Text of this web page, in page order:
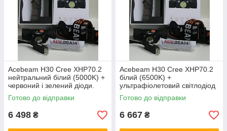
Acebeam H30 Cree XHP70.2
нейтральний білий (5000K) +
червоний і зелений діоди.
Готово до відправки
6 498 ₴
Acebeam H30 Cree XHP70.2
білий (6500K) +
ультрафіолетовий світлодіод
Nichia
Готово до відправки
6 667 ₴